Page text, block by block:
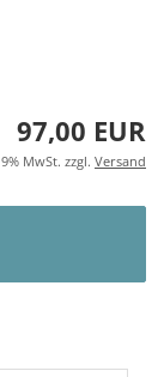
97,00 EUR
MwSt. zzgl. Versand